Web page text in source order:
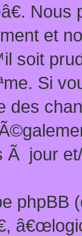
et
soit
Si
des
Ã jour
phpBB